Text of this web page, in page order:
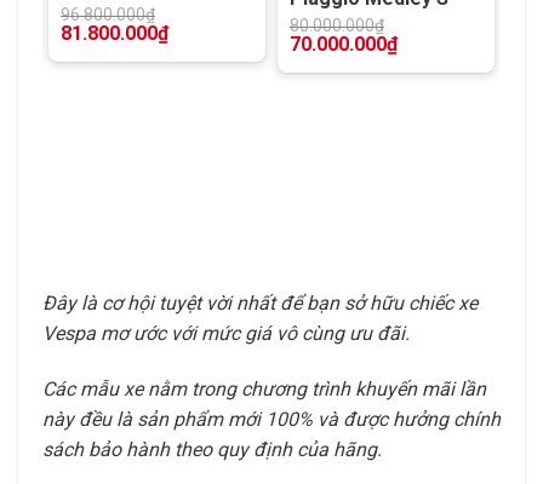
150
96.800.000₫
81.800.000₫ 80.000.000₫
70.000.000₫
Đây là cơ hội tuyệt vời nhất để bạn sở hữu chiếc xe
Vespa mơ ước với mức giá vô cùng ưu đãi.
Các mẫu xe nằm trong chương trình khuyến mãi lần
này đều là sản phẩm mới 100% và được hưởng chính
sách bảo hành theo quy định của hãng.